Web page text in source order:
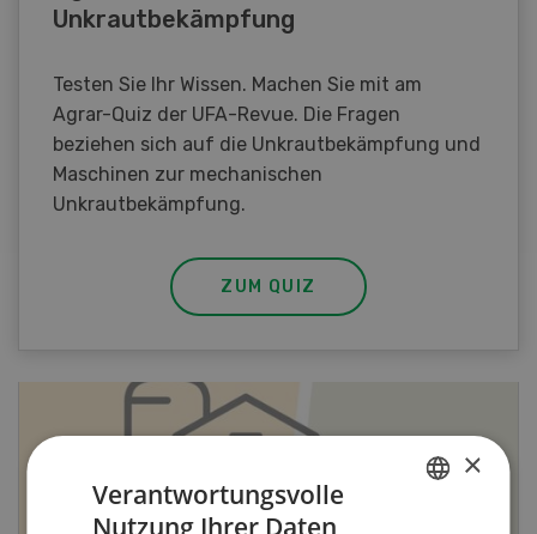
Unkrautbekämpfung
Testen Sie Ihr Wissen. Machen Sie mit am
Agrar-Quiz der UFA-Revue. Die Fragen
beziehen sich auf die Unkrautbekämpfung und
Maschinen zur mechanischen
Unkrautbekämpfung.
ZUM QUIZ
×
Verantwortungsvolle
Nutzung Ihrer Daten